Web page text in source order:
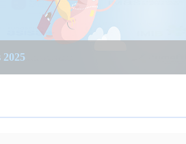
integrada social y sanitaria: Trabajar
del 26 al 31 de enero (Murcia)
2025